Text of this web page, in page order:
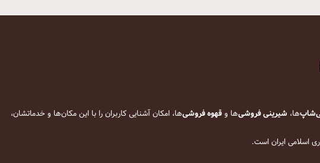
‌ها، شیرینی فروشی‌ها وقهوه فروشی‌ها، امکان آشنایی کاربران را با این مکان‌ها و خدماتشان،
اسلامی ایران است.